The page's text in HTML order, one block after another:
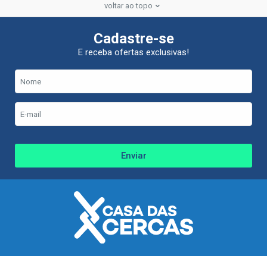
voltar ao topo
Cadastre-se
E receba ofertas exclusivas!
Enviar